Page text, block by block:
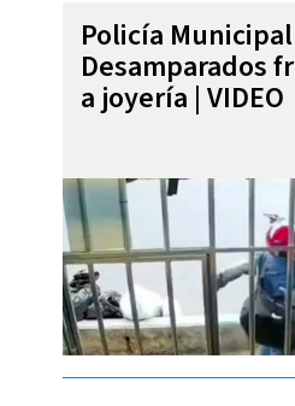
Policía
Desamparados
a joyería | VIDEO